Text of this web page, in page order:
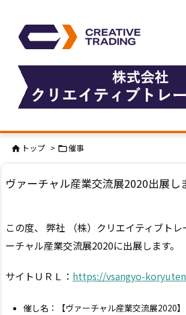
 トップ > 催事
ヴァーチャル産業交流展2020出展し
この度、 弊社 （株）クリエイティブトレ
ーチャル産業交流展2020に出展します。
サイトＵＲＬ： https://vsangyo-
催し名：【ヴァーチャル産業交流展2020】